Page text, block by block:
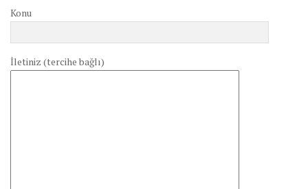
Konu
İletiniz (tercihe bağlı)